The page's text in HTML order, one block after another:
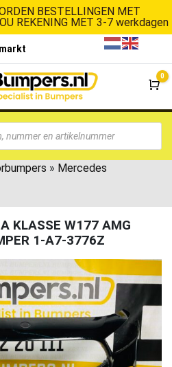
BESTELLINGEN MET
REKENING MET 3-7 werkdagen
0
» Mercedes
KLASSE W177 AMG
1-A7-3776Z